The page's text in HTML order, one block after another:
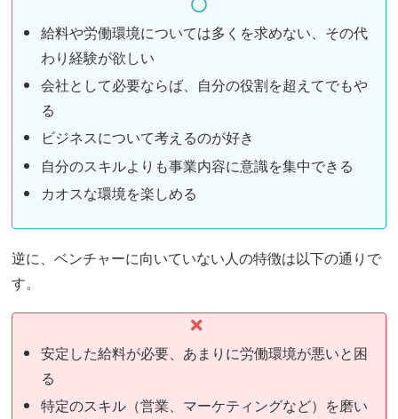
給料や労働環境については多くを求めない、その代
わり経験が欲しい
会社として必要ならば、自分の役割を超えてでもや
る
ビジネスについて考えるのが好き
自分のスキルよりも事業内容に意識を集中できる
カオスな環境を楽しめる
逆に、ベンチャーに向いていない人の特徴は以下の通りで
す。
安定した給料が必要、あまりに労働環境が悪いと困
る
特定のスキル（営業、マーケティングなど）を磨い